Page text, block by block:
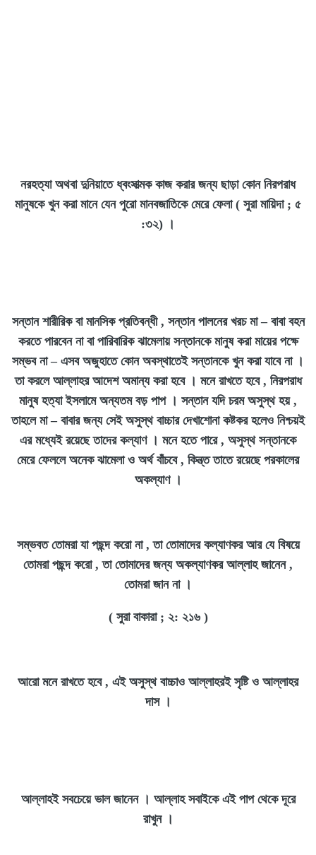
নরহত্যা অথবা দুনিয়াতে ধ্বংসাত্মক কাজ করার জন্য ছাড়া কোন নিরপরাধ
মানুষকে খুন করা মানে যেন পুরো মানবজাতিকে মেরে ফেলা ( সুরা মায়িদা ; ৫
:৩২) ।
সন্তান শারীরিক বা মানসিক প্রতিবন্ধী , সন্তান পালনের খরচ মা–বাবা বহন
করতে পারবেন না বা পারিবারিক ঝামেলায় সন্তানকে মানুষ করা মায়ের পক্ষে
সম্ভব না–এসব অজুহাতে কোন অবস্থাতেই সন্তানকে খুন করা যাবে না ।
তা করলে আল্লাহর আদেশ অমান্য করা হবে । মনে রাখতে হবে , নিরপরাধ
মানুষ হত্যা ইসলামে অন্যতম বড় পাপ । সন্তান যদি চরম অসুস্থ হয় ,
তাহলে মা–বাবার জন্য সেই অসুস্থ বাচ্চার দেখাশোনা কষ্টকর হলেও নিশ্চয়ই
এর মধ্যেই রয়েছে তাদের কল্যাণ । মনে হতে পারে , অসুস্থ সন্তানকে
মেরে ফেললে অনেক ঝামেলা ও অর্থ বাঁচবে , কিন্ত্ত তাতে রয়েছে পরকালের
অকল্যাণ ।
সম্ভবত তোমরা যা পছন্দ করো না , তা তোমাদের কল্যাণকর আর যে বিষয়ে
তোমরা পছন্দ করো , তা তোমাদের জন্য অকল্যাণকর আল্লাহ জানেন ,
তোমরা জান না ।
( সুরা বাকারা ; ২: ২১৬ )
আরো মনে রাখতে হবে , এই অসুস্থ বাচ্চাও আল্লাহরই সৃষ্টি ও আল্লাহর
দাস ।
আল্লাহই সবচেয়ে ভাল জানেন । আল্লাহ সবাইকে এই পাপ থেকে দূরে
রাখুন ।